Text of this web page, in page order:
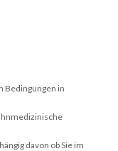
Bedingungen in
davon ob Sie im